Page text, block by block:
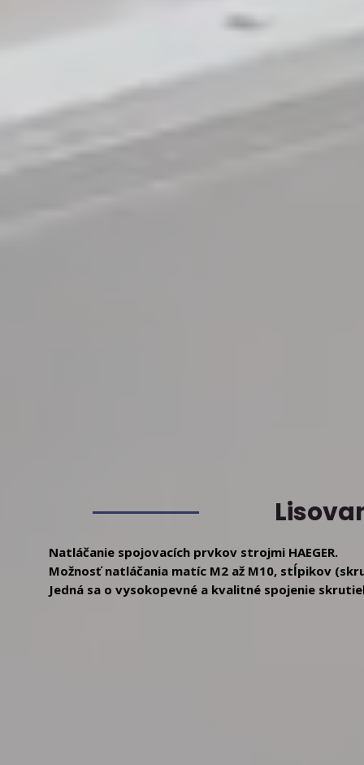
Natláčanie spojovacích prvkov strojmi HAEGER.
Možnosť natláčania matíc M2 až M10, stĺpikov
Jedná sa o vysokopevné a kvalitné spojenie